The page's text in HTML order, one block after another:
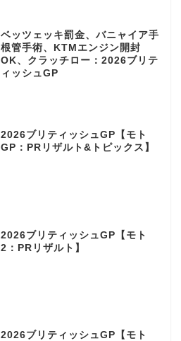
ベッツェッキ罰金、バニャイア手
根管手術、KTMエンジン開封
OK、クラッチロー：2026ブリテ
ィッシュGP
2026ブリティッシュGP【モト
GP：PRリザルト&トピックス】
2026ブリティッシュGP【モト
2：PRリザルト】
2026ブリティッシュGP【モト